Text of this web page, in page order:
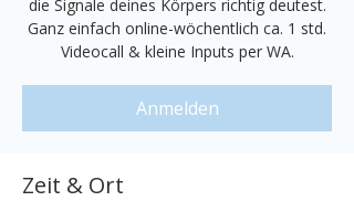
die Signale deines Körpers richtig deutest.
Ganz einfach online-wöchentlich ca. 1 std.
Videocall & kleine Inputs per WA.
Anmelden
Zeit & Ort